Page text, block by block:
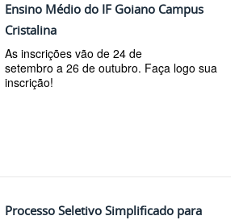
Ensino Médio do IF Goiano Campus
Cristalina
As inscrições vão de 24 de
setembro a 26 de outubro. Faça logo sua
inscrição!
Processo Seletivo Simplificado para